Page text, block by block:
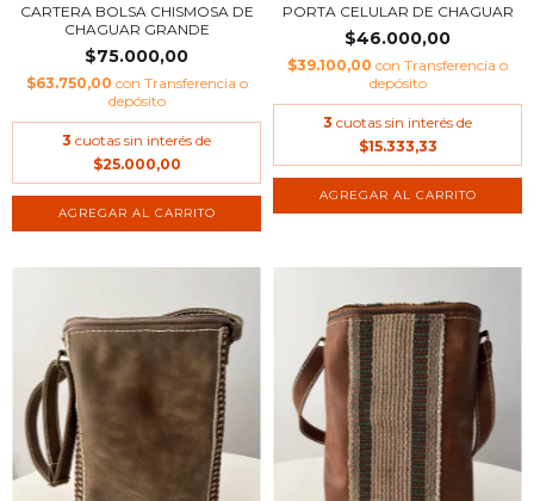
CARTERA BOLSA CHISMOSA DE
CHAGUAR GRANDE
$75.000,00
$63.750,00 con Transferencia o
depósito
3 cuotas sin interés de
$25.000,00
AGREGAR AL CARRITO
PORTA CELULAR DE CHAGUAR
$46.000,00
$39.100,00 con Transferencia o
depósito
3 cuotas sin interés de
$15.333,33
AGREGAR AL CARRITO